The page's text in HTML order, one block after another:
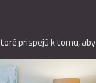
prispejú k tomu,